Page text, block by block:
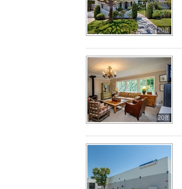
20图
20图